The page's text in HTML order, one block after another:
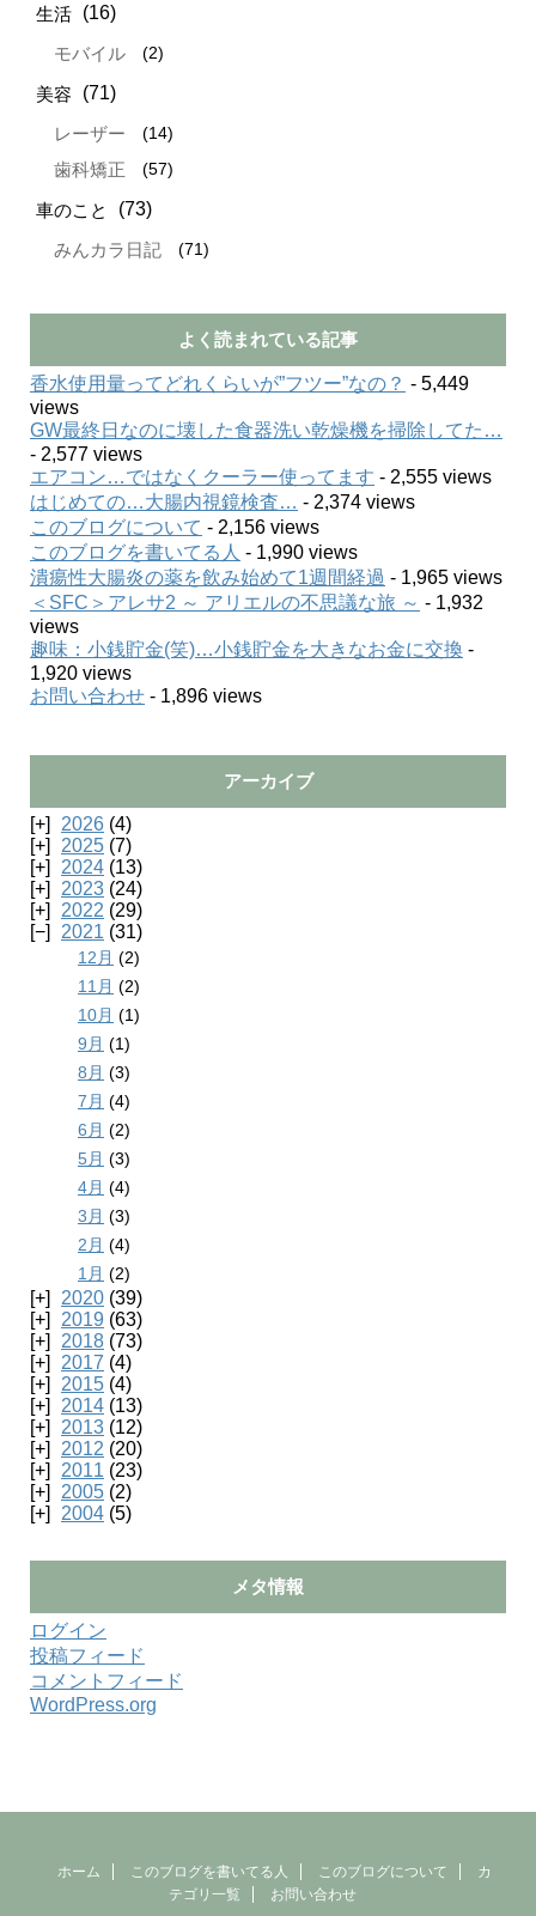
生活 (16)
モバイル (2)
美容 (71)
レーザー (14)
歯科矯正 (57)
車のこと (73)
みんカラ日記 (71)
よく読まれている記事
香水使用量ってどれくらいが”フツー”なの？ - 5,449
views
GW最終日なのに壊した食器洗い乾燥機を掃除してた…
- 2,577 views
エアコン…ではなくクーラー使ってます - 2,555 views
はじめての…大腸内視鏡検査… - 2,374 views
このブログについて - 2,156 views
このブログを書いてる人 - 1,990 views
潰瘍性大腸炎の薬を飲み始めて1週間経過 - 1,965 views
＜SFC＞アレサ2 ～ アリエルの不思議な旅 ～ - 1,932
views
趣味：小銭貯金(笑)…小銭貯金を大きなお金に交換 -
1,920 views
お問い合わせ - 1,896 views
アーカイブ
2026 (4)
2025 (7)
2024 (13)
2023 (24)
2022 (29)
2021 (31)
12月 (2)
11月 (2)
10月 (1)
9月 (1)
8月 (3)
7月 (4)
6月 (2)
5月 (3)
4月 (4)
3月 (3)
2月 (4)
1月 (2)
2020 (39)
2019 (63)
2018 (73)
2017 (4)
2015 (4)
2014 (13)
2013 (12)
2012 (20)
2011 (23)
2005 (2)
2004 (5)
メタ情報
ログイン
投稿フィード
コメントフィード
WordPress.org
ホーム このブログを書いてる人 このブログについて
カ
テゴリ一覧
お問い合わせ